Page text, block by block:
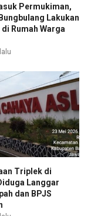
Permukiman,
Lakukan
di Rumah Warga
Triplek di
Langgar
dan BPJS